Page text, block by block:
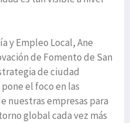
y Empleo Local, Ane
de Fomento de San
de ciudad
el foco en las
nuestras empresas para
global cada vez más